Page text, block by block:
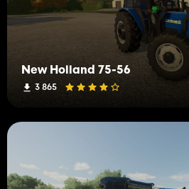
New Holland 75-56
3 865